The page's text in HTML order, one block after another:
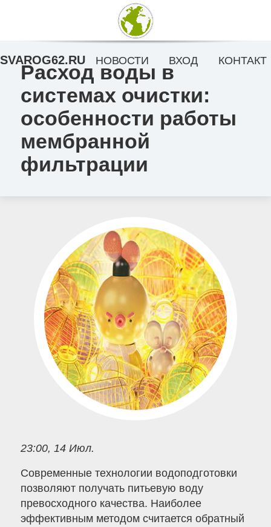
Расход воды в
системах очистки:
особенности работы
мембранной
фильтрации
23:00, 14 Июл.
Современные технологии водоподготовки
позволяют получать питьевую воду
превосходного качества. Наиболее
эффективным методом считается обратный
SVAROG62.RU НОВОСТИ ВХОД КОНТАКТ